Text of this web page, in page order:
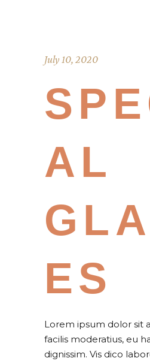
July 10, 2020
AL
ES
Lorem ipsum dolor sit
facilis moderatius, eu
dignissim. Vis dico